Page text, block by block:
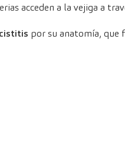
acceden a la vejiga a
por su anatomía, que